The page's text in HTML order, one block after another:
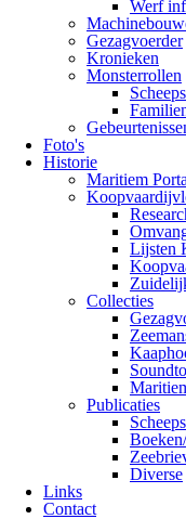
Werf
Gezagvoerder
Kronieken
Monsterrollen
Foto's
Historie
Maritiem
Lijsten
Collecties
Publicaties
Diverse
Links
Contact